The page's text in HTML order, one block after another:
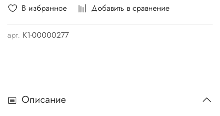
В избранное Добавить в сравнение
арт. K1-00000277
Описание